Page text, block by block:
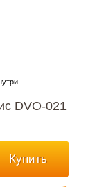
DVO-021
Купить